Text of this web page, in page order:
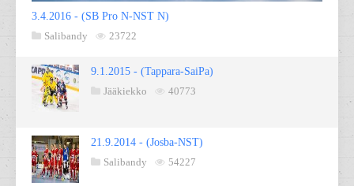
3.4.2016 - (SB Pro N-NST N)
Salibandy
23722
9.1.2015 - (Tappara-SaiPa)
Jääkiekko
40773
21.9.2014 - (Josba-NST)
Salibandy
54227